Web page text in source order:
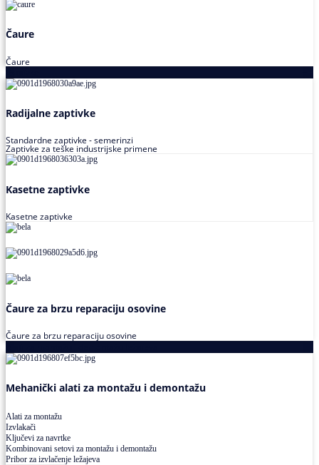
Čaure
Čaure
Radijalne zaptivke
Standardne zaptivke - semerinzi
Zaptivke za teške industrijske primene
Kasetne zaptivke
Kasetne zaptivke
Čaure za brzu reparaciju osovine
Čaure za brzu reparaciju osovine
Mehanički alati za montažu i demontažu
Alati za montažu
Izvlakači
Ključevi za navrtke
Kombinovani setovi za montažu i demontažu
Pribor za izvlačenje ležajeva